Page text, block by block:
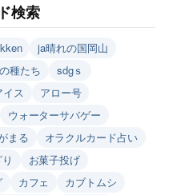
検索
ja晴れの国岡山
種たち
sdgｓ
イス
アロー号
ウォーターサバゲー
まる
オラクルカード占い
お菓子投げ
カフェ
カブトムシ